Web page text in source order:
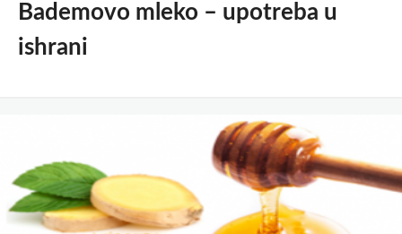
Bademovo mleko – upotreba u
ishrani